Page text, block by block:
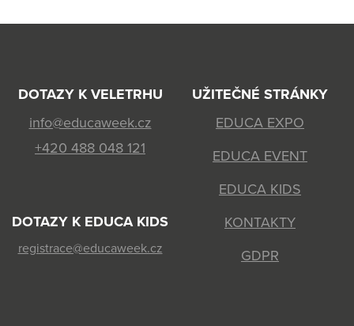
DOTAZY K VELETRHU
info@educaweek.cz
+420 488 048 121
DOTAZY K EDUCA KIDS
registrace@educaweek.cz
UŽITEČNÉ STRÁNKY
EDUCA EXPO
EDUCA EVENT
EDUCA KIDS
KONTAKTY
GDPR